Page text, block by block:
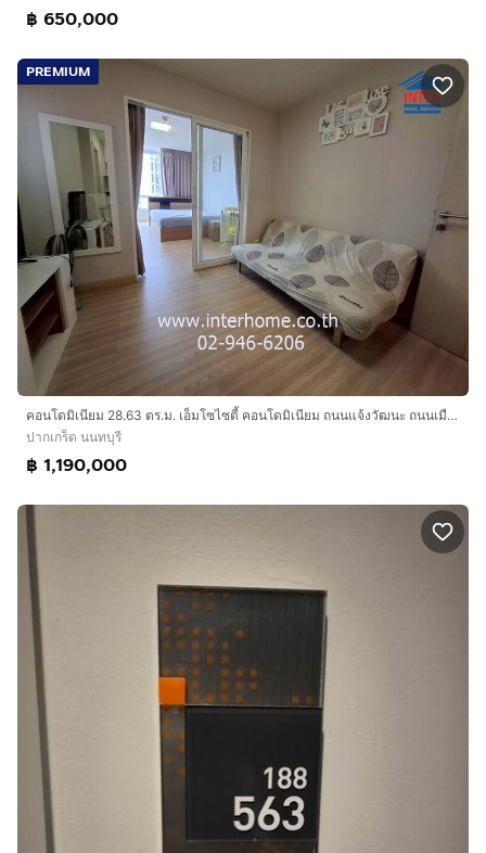
฿ 650,000
PREMIUM
คอนโดมิเนียม 28.63 ตร.ม. เอ็มโซไซตี้ คอนโดมิเนียม ถนนแจ้งวัฒนะ ถนนเมืองทองธานี ปากเกร็ด นนทบุรี
ปากเกร็ด นนทบุรี
฿ 1,190,000